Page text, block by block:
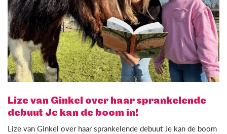
Lize van Ginkel over haar sprankelende
debuut Je kan de boom in!
Lize van Ginkel over haar sprankelende debuut Je kan de boom